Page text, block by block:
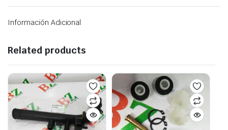
Información Adicional
Related products